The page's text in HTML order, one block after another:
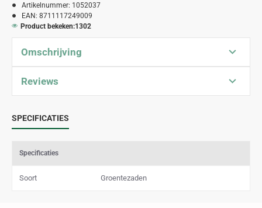
Artikelnummer: 1052037
EAN: 8711117249009
Product bekeken:1302
Omschrijving
Reviews
SPECIFICATIES
Specificaties
Soort Groentezaden